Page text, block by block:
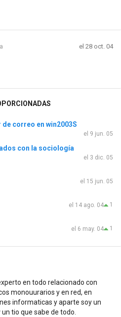
el 28 oct. 04
correo en win2003S
el 9 jun. 05
con la sociología
el 3 dic. 05
el 15 jun. 05
1
el 14 ago. 04
1
el 6 may. 04
en todo relacionado con
monouurarios y en red, en
informaticas y aparte soy un
tio que sabe de todo.